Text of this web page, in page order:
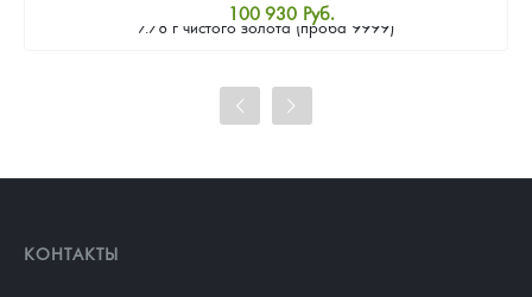
7.78 г чистого золота (проба 9999)
100 930 Руб.
Стандартная цена
Цена выкупа
КОНТАКТЫ